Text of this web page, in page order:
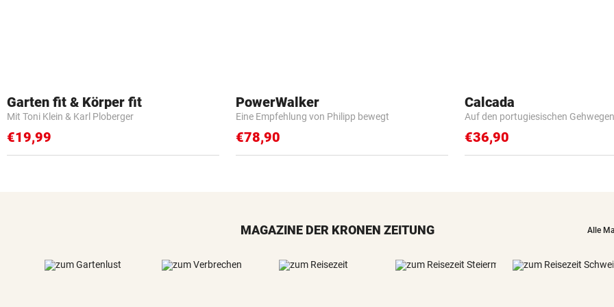
Garten fit & Körper fit
Mit Toni Klein & Karl Ploberger
€19,99
PowerWalker
Eine Empfehlung von Philipp bewegt
€78,90
Calcada
Auf den portugiesischen Gehwegen
€36,90
MAGAZINE DER KRONEN ZEITUNG Alle